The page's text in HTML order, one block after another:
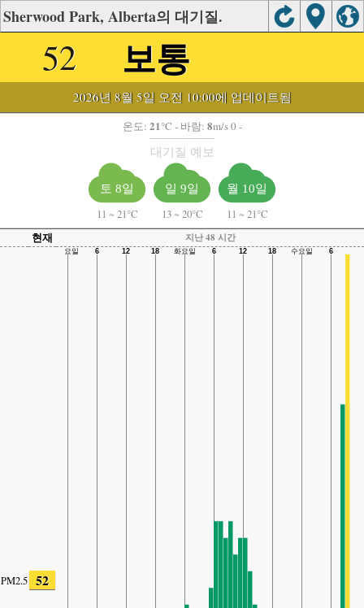
Sherwood Park, Alberta의 대기질.
52 보통
2026년 8월 5일 오전 10:00에 업데이트됨
온도: 21°C - 바람: 8m/s 0 -
대기질 예보
토 8일
11 ~ 21°C
일 9일
13 ~ 20°C
월 10일
11 ~ 21°C
현재
지난 48 시간
PM2.5 52